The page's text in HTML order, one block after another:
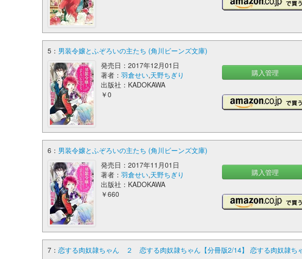
5： 男装令嬢とふぞろいの主たち (角川ビーンズ文庫)
発売日：2017年12月01日
著者：羽倉せい,天野ちぎり
出版社：KADOKAWA
￥0
購入管理
6： 男装令嬢とふぞろいの主たち (角川ビーンズ文庫)
発売日：2017年11月01日
著者：羽倉せい,天野ちぎり
出版社：KADOKAWA
￥660
購入管理
7： 恋する肉奴隷ちゃん ２ 恋する肉奴隷ちゃん【分冊版2/14】 恋する肉奴隷ち